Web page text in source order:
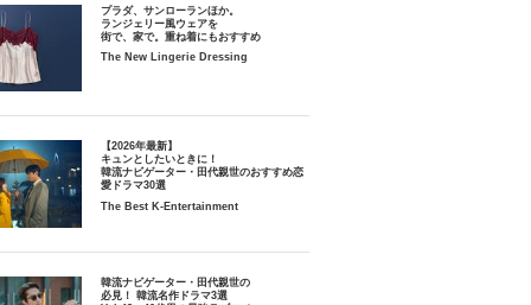
プラダ、サンローランほか。
ランジェリー風ウェアを
街で、家で。重ね着にもおすすめ
The New Lingerie Dressing
【2026年最新】
キュンとしたいときに！
韓流ナビゲーター・田代親世のおすすめ恋
愛ドラマ30選
The Best K-Entertainment
韓流ナビゲーター・田代親世の
必見！ 韓流名作ドラマ3選